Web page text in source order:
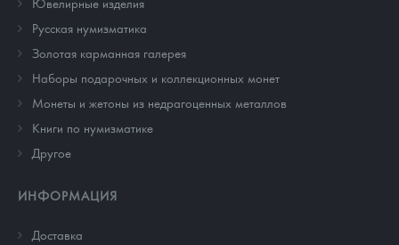
Русская нумизматика
Золотая карманная галерея
Наборы подарочных и коллекционных монет
Монеты и жетоны из недрагоценных металлов
Книги по нумизматике
Другое
ИНФОРМАЦИЯ
Доставка